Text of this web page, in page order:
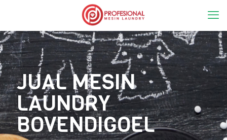
JUAL MESIN
LAUNDRY
BOVENDIGOEL